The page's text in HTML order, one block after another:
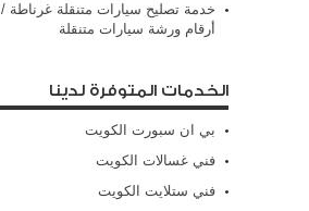
أرقام ورشة سيارات متنقلة
الخدمات المتوفرة لدينا
بي ان سبورت الكويت
فني غسالات الكويت
فني ستلايت الكويت